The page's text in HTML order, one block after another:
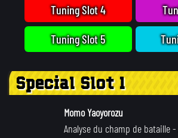
Tuning Slot 4
Tuning Slot 5
Special Slot 1
Momo Yaoyorozu
Analyse du champ de bataille-